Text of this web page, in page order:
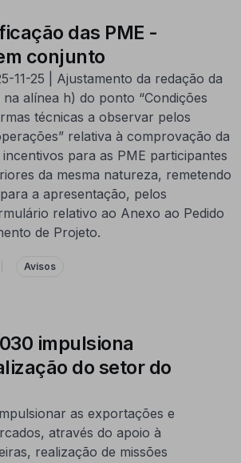
das PME -
conjunto
11-25 | Ajustamento da redação da
alínea h) do ponto “Condições
técnicas a observar pelos
relativa à comprovação da
para as PME participantes
da mesma natureza, remetendo
a apresentação, pelos
relativo ao Anexo ao Pedido
de Projeto.
Avisos
impulsiona
do setor do
as exportações e
através do apoio à
realização de missões